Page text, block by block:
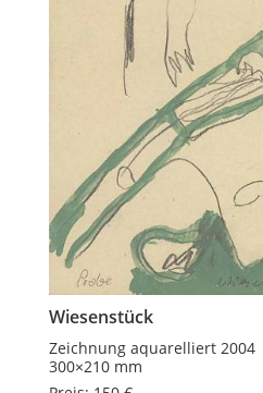
Wiesenstück
Zeichnung aquarelliert 2004
300×210 mm